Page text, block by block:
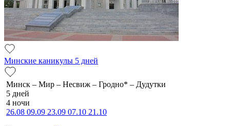
Минские каникулы 5 дней
Минск – Мир – Несвиж – Гродно* – Дудутки
5 дней
4 ночи
26.08 09.09 23.09 07.10 21.10